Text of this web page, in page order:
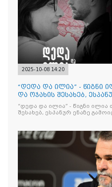
2025-10-08 14:20
“დედა და ილია” - წიგნი
და ოჯახის შესახებ,
“დედა და ილია” - წიგნი
შესახებ, ესპანურ ენაზე